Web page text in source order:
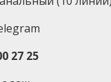
27 25